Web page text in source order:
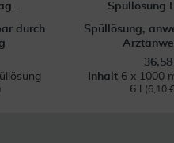
durch
Spüllösung
Spüllösung,
Inhalt 6 x 1000
6 l
(6,10